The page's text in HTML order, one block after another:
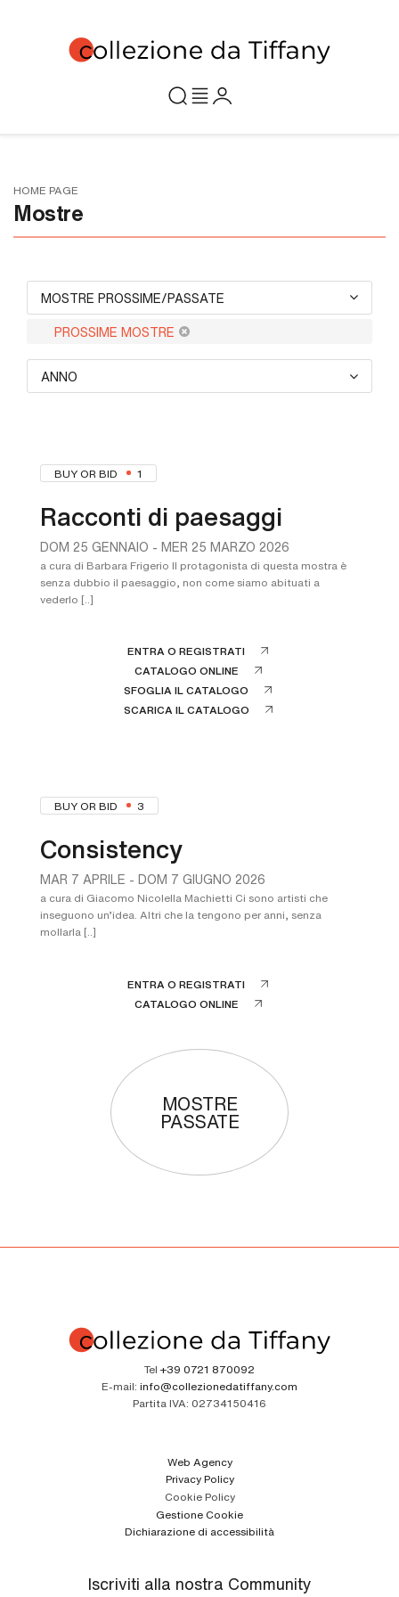
HOME PAGE
Mostre
MOSTRE PROSSIME/PASSATE
PROSSIME MOSTRE
ANNO
BUY OR BID 1
Racconti di paesaggi
DOM 25 GENNAIO - MER 25 MARZO 2026
a cura di Barbara Frigerio Il protagonista di questa mostra è
senza dubbio il paesaggio, non come siamo abituati a
vederlo [..]
ENTRA O REGISTRATI
CATALOGO ONLINE
SFOGLIA IL CATALOGO
SCARICA IL CATALOGO
BUY OR BID 3
Consistency
MAR 7 APRILE - DOM 7 GIUGNO 2026
a cura di Giacomo Nicolella Machietti Ci sono artisti che
inseguono un’idea. Altri che la tengono per anni, senza
mollarla [..]
ENTRA O REGISTRATI
CATALOGO ONLINE
MOSTRE
PASSATE
Tel +39 0721 870092
E-mail: info@collezionedatiffany.com
Partita IVA: 02734150416
Web Agency
Privacy Policy
Cookie Policy
Gestione Cookie
Dichiarazione di accessibilità
Iscriviti alla nostra Community